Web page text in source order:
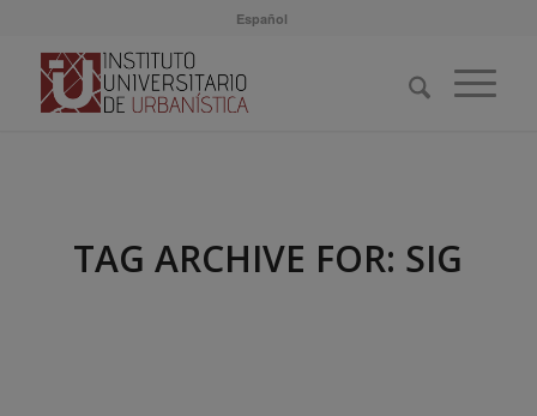
Español
TAG ARCHIVE FOR: SIG